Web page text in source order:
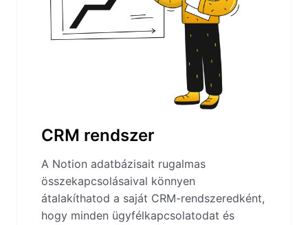
CRM rendszer
A Notion adatbázisait rugalmas
összekapcsolásaival könnyen
átalakíthatod a saját CRM-rendszeredként,
hogy minden ügyfélkapcsolatodat és